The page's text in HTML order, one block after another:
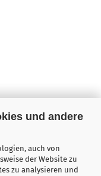
und andere
auch von
der Website zu
zu analysieren und